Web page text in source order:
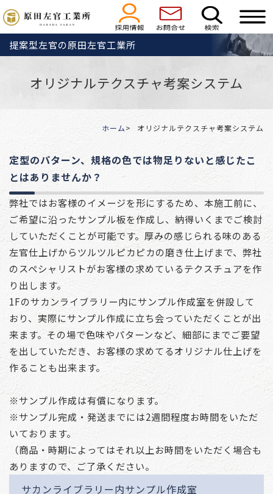
提案型左官の原田左官工業所
オリジナルテクスチャ考案システム
ホーム オリジナルテクスチャ考案システム
定型のパターン、規格の色では物足りないと感じたこ
とはありませんか？
弊社ではお客様のイメージを形にするため、本施工前に、
ご希望に沿ったサンプル板を作成し、納得いくまでご検討
していただくことが可能です。厚みの感じられる味のある
左官仕上げからツルツルピカピカの磨き仕上げまで、弊社
のスペシャリストがお客様の求めているテクスチュアを作
り出します。
1Fのサカンライブラリー内にサンプル作成室を併設して
おり、実際にサンプル作成に立ち会っていただくことが出
来ます。その場で色味やパターンなど、細部にまでご要望
を出していただき、お客様の求めてるオリジナル仕上げを
作ることも出来ます。
※サンプル作成は有償になります。
※サンプル完成・発送までには2週間程度お時間をいただ
いております。
（商品・時期によってはそれ以上お時間をいただく場合も
ありますので、ご了承ください。
サカンライブラリー内サンプル作成室